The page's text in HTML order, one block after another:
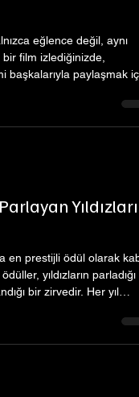
eğlence değil, aynı
bir film izlediğinizde,
başkalarıyla paylaşmak
daha fazla bilgi
yapmanın inceliklerine
Yıldızları
en prestijli ödül olarak
yıldızların parladığı
bir zirvedir. Her yıl
edilir. İstanbul ve diğer
birlikte, Oscar